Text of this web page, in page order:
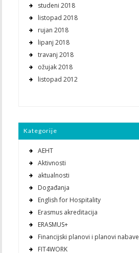
studeni 2018
listopad 2018
rujan 2018
lipanj 2018
travanj 2018
ožujak 2018
listopad 2012
Kategorije
AEHT
Aktivnosti
aktualnosti
Događanja
English for Hospitality
Erasmus akreditacija
ERASMUS+
Financijski planovi i planovi nabave
FIT4WORK